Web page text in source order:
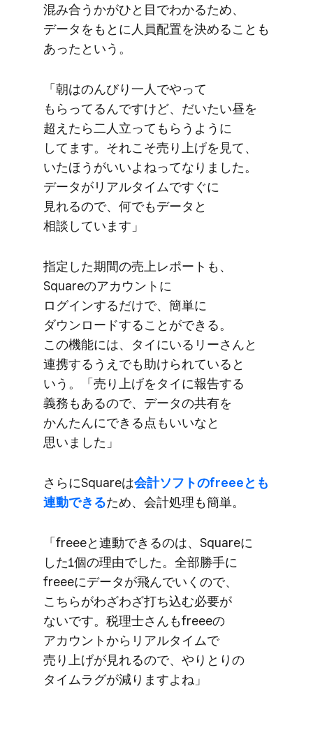
混み合うかが​ひと目で​わかる​ため、​
データを​もとに​人員配置を​決める​ことも​
あったと​いう。
「朝はのんびり​一人で​やって​
もらってるんですけど、​だいたい昼を​
超えたら​二人​立って​もらうように​
してます。​それこそ​売り上げを​見て、​
いた​ほうが​いいよねってなりました。​
データが​リアルタイムですぐに​
見れるので、​何でも​データと​
相談しています」
指定した​期間の​売上レポートも、​
Squareの​アカウントに​
ログインするだけで、​簡単に​
ダウンロードする​ことができる。​
この機能には、​タイに​いる​リーさんと​
連携するうえでも​助けられていると​
いう。​「売り上げを​タイに​報告する​
義務も​あるので、​データの​共有を​
かんたんに​できる​点も​いいなと​
思いました」
さらに​Squareは​会計ソフトの​freeeとも​
連動できる​ため、​会計処理も​簡単。
「freeeと​連動できるのは、​Squareに​
した​1個の​理由でした。​全部​勝手に​
freeeに​データが​飛んでいくので、​
こちらが​わざわざ打ち込む​必要が​
ないです。​税理士さんも​freeeの​
アカウントから​リアルタイムで​
売り上げが​見れるので、​やりとりの​
タイムラグが​減りますよね」